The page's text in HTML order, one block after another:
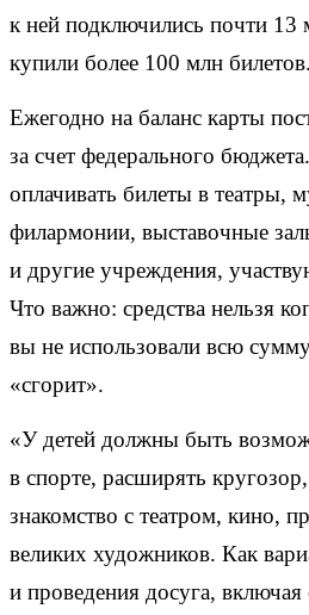
к ней подключились почти 13
купили более 100 млн билетов.
Ежегодно на баланс карты
за счет федерального
оплачивать билеты в театры,
филармонии, выставочные
и другие учреждения,
Что важно: средства нельзя
вы не использовали всю
«сгорит».
«У детей должны быть
в спорте, расширять
знакомство с театром, кино,
великих художников. Как
и проведения досуга,